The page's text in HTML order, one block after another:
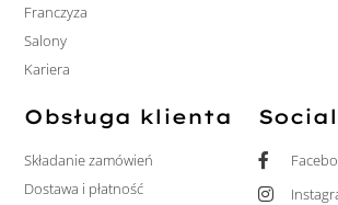
Franczyza
Salony
Kariera
Obsługa klienta
Składanie zamówień
Dostawa i płatność